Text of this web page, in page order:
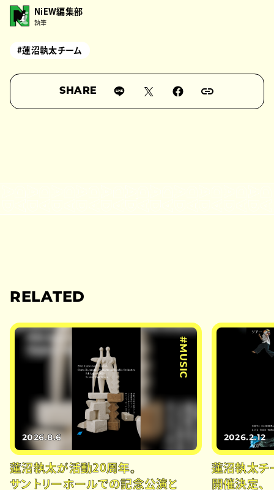
NiEW編集部
執筆
#蓮沼執太チーム
SHARE
RELATED
#MUSIC
2026.8.6
蓮沼執太が活動20周年。
サントリーホールでの記念公演と
2026.2.12
蓮沼執太チ
開催決定、